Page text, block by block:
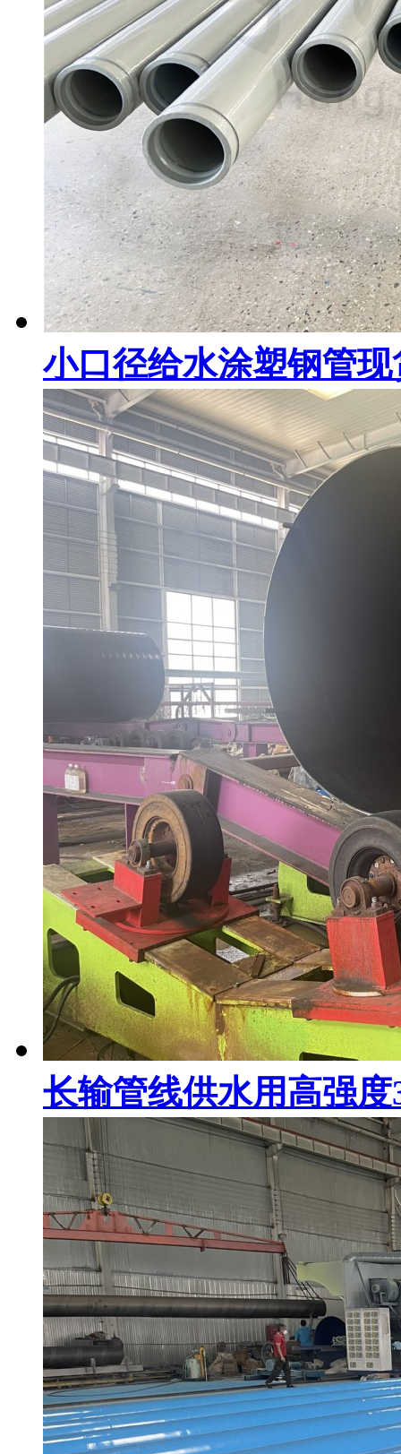
小口径给水涂塑钢管现
长输管线供水用高强